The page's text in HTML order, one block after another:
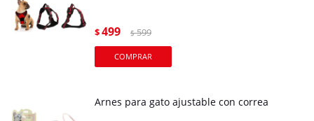
$499 $ 599
Arnes para gato ajustable con correa